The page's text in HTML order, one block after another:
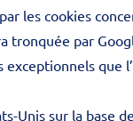
les cookies
par
exceptionnels que
sur la base